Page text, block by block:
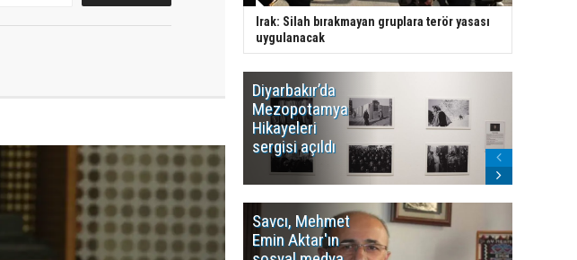
Irak: Silah bırakmayan gruplara terör yasası
uygulanacak
Diyarbakır’da
Mezopotamya
Hikayeleri
sergisi açıldı
Savcı, Mehmet
Emin Aktar'ın